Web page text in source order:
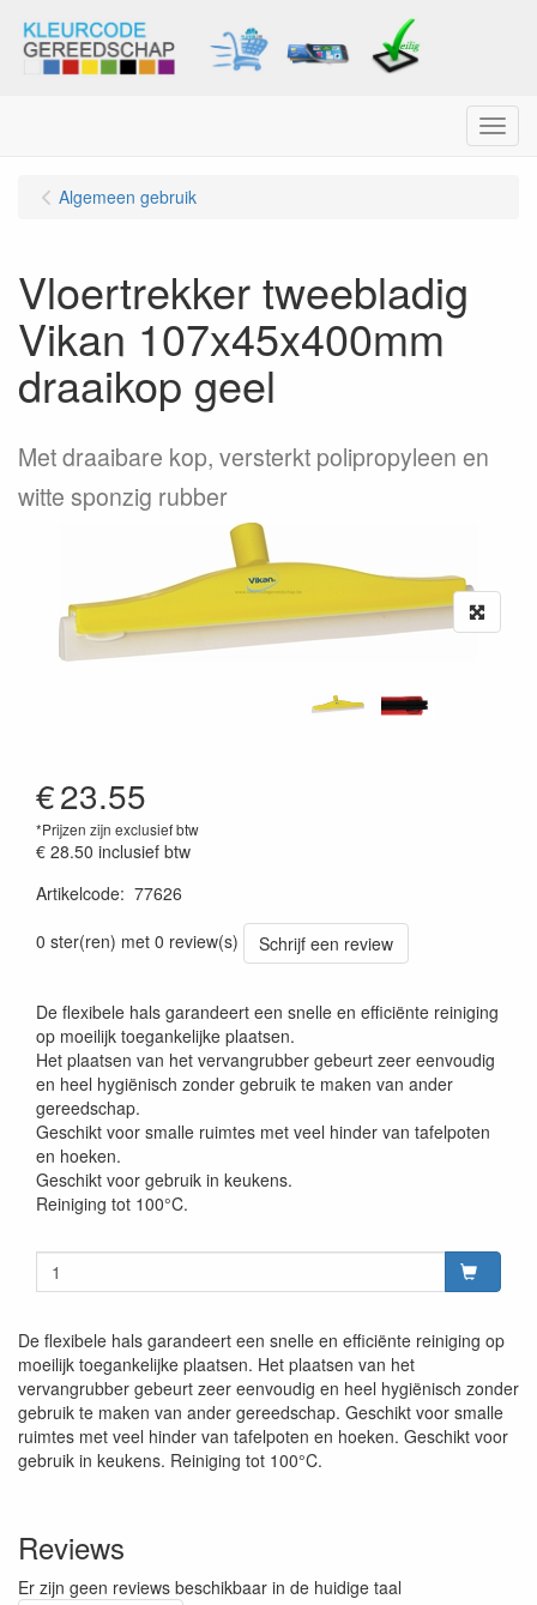
Menu
Algemeen gebruik
Vloertrekker tweebladig
Vikan 107x45x400mm
draaikop geel
Met draaibare kop, versterkt polipropyleen en
witte sponzig rubber
€23.55
*Prijzen zijn exclusief btw
€ 28.50 inclusief btw
Artikelcode: 77626
0 ster(ren) met 0 review(s)
Schrijf een review
De flexibele hals garandeert een snelle en efficiënte reiniging
op moeilijk toegankelijke plaatsen.
Het plaatsen van het vervangrubber gebeurt zeer eenvoudig
en heel hygiënisch zonder gebruik te maken van ander
gereedschap.
Geschikt voor smalle ruimtes met veel hinder van tafelpoten
en hoeken.
Geschikt voor gebruik in keukens.
Reiniging tot 100°C.
De flexibele hals garandeert een snelle en efficiënte reiniging op
moeilijk toegankelijke plaatsen. Het plaatsen van het
vervangrubber gebeurt zeer eenvoudig en heel hygiënisch zonder
gebruik te maken van ander gereedschap. Geschikt voor smalle
ruimtes met veel hinder van tafelpoten en hoeken. Geschikt voor
gebruik in keukens. Reiniging tot 100°C.
Reviews
Er zijn geen reviews beschikbaar in de huidige taal